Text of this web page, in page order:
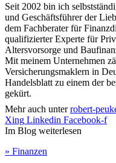
Seit 2002 bin ich
und Geschäftsführer der
dem Fachberater für
qualifizierter Experte für
Altersvorsorge und
Mit meinem Unternehmen
Versicherungsmaklern in
Handelsblatt zu einem der
gekürt.
Mehr auch unterrobert-
Xing Linkedin Facebook-f
Im Blog weiterlesen
» Finanzen